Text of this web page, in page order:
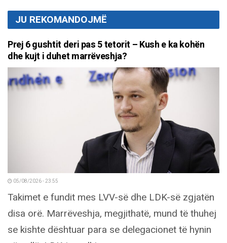
JU REKOMANDOJMË
Prej 6 gushtit deri pas 5 tetorit – Kush e ka kohën
dhe kujt i duhet marrëveshja?
05/08/2026 - 23:55
Takimet e fundit mes LVV-së dhe LDK-së zgjatën
disa orë. Marrëveshja, megjithatë, mund të thuhej
se kishte dështuar para se delegacionet të hynin